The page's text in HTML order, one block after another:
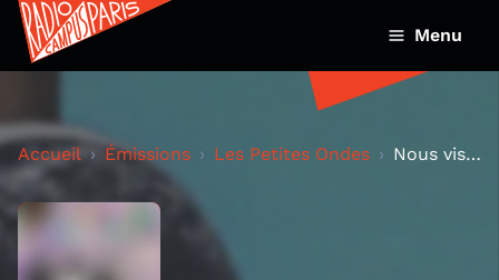
Menu
Accueil Émissions Les Petites Ondes Nous visitons Paris | épisode 4 : le local des Enf...